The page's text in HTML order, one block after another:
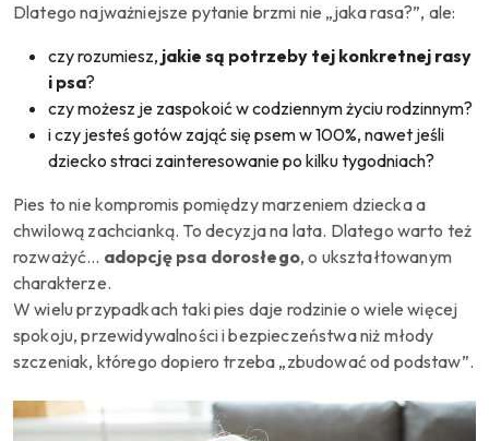
Dlatego najważniejsze pytanie brzmi nie „jaka rasa?”, ale:
czy rozumiesz, jakie są potrzeby tej konkretnej rasy
i psa?
czy możesz je zaspokoić w codziennym życiu rodzinnym?
i czy jesteś gotów zająć się psem w 100%, nawet jeśli
dziecko straci zainteresowanie po kilku tygodniach?
Pies to nie kompromis pomiędzy marzeniem dziecka a
chwilową zachcianką. To decyzja na lata. Dlatego warto też
rozważyć… adopcję psa dorosłego, o ukształtowanym
charakterze.
W wielu przypadkach taki pies daje rodzinie o wiele więcej
spokoju, przewidywalności i bezpieczeństwa niż młody
szczeniak, którego dopiero trzeba „zbudować od podstaw”.